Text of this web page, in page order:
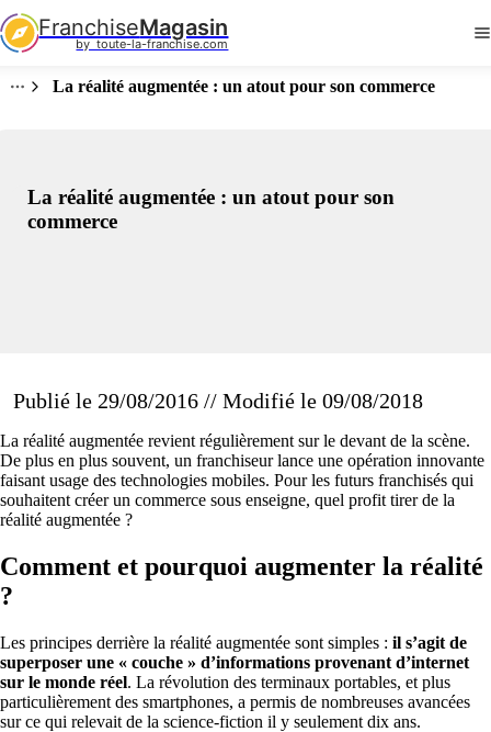
FranchiseMagasin
by  toute-la-franchise.com
La réalité augmentée : un atout pour son commerce
La réalité augmentée : un atout pour son
commerce
Publié le 29/08/2016 // Modifié le 09/08/2018
La réalité augmentée revient régulièrement sur le devant de la scène.
De plus en plus souvent, un franchiseur lance une opération innovante
faisant usage des technologies mobiles. Pour les futurs franchisés qui
souhaitent créer un commerce sous enseigne, quel profit tirer de la
réalité augmentée ?
Comment et pourquoi augmenter la réalité
?
Les principes derrière la réalité augmentée sont simples : il s’agit de
superposer une « couche » d’informations provenant d’internet
sur le monde réel. La révolution des terminaux portables, et plus
particulièrement des smartphones, a permis de nombreuses avancées
sur ce qui relevait de la science-fiction il y seulement dix ans.